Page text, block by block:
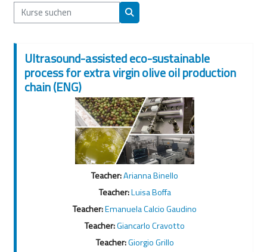
Kurse suchen
Kurse suchen
Ultrasound-assisted eco-sustainable
process for extra virgin olive oil production
chain (ENG)
Teacher:Arianna Binello
Teacher:Luisa Boffa
Teacher:Emanuela Calcio Gaudino
Teacher:Giancarlo Cravotto
Teacher:Giorgio Grillo